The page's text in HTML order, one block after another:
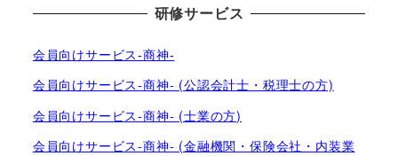
研修サービス
会員向けサービス-商神-
会員向けサービス-商神- (公認会計士・税理士の方)
会員向けサービス-商神- (士業の方)
会員向けサービス-商神- (金融機関・保険会社・内装業